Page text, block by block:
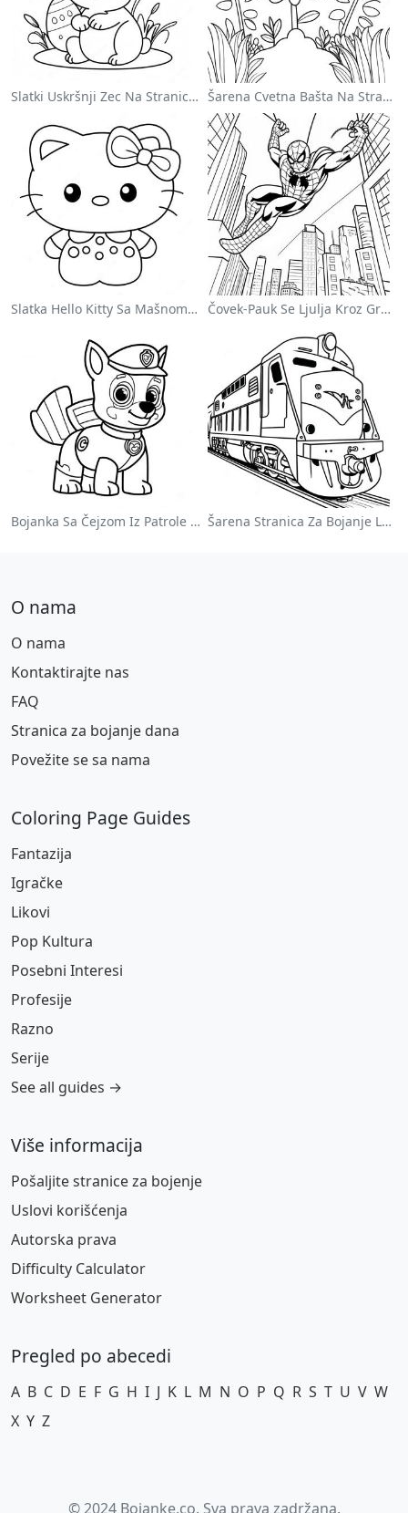
Slatki Uskršnji Zec Na Stranici Za Bojanje Šarena Cvetna Bašta Na Stranici Za Bojanje
Slatka Hello Kitty Sa Mašnom - Bojanka Čovek-Pauk Se Ljulja Kroz Grad - Bojanka
Bojanka Sa Čejzom Iz Patrole Pasa Šarena Stranica Za Bojanje Lokomotive
O nama
O nama
Kontaktirajte nas
FAQ
Stranica za bojanje dana
Povežite se sa nama
Coloring Page Guides
Fantazija
Igračke
Likovi
Pop Kultura
Posebni Interesi
Profesije
Razno
Serije
See all guides →
Više informacija
Pošaljite stranice za bojenje
Uslovi korišćenja
Autorska prava
Difficulty Calculator
Worksheet Generator
Pregled po abecedi
A B C D E F G H I J K L M N O P Q R S T U V W
X Y Z
© 2024 Bojanke.co. Sva prava zadržana.